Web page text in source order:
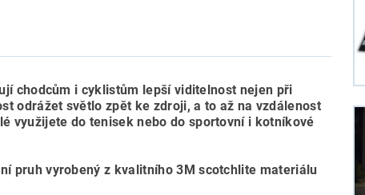
chodcům i cyklistům lepší viditelnost nejen při
odrážet světlo zpět ke zdroji, a to až na vzdálenost
využijete do tenisek nebo do sportovní i kotníkové
pruh vyrobený z kvalitního 3M scotchlite materiálu